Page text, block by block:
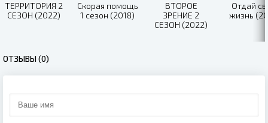
ТЕРРИТОРИЯ 2
СЕЗОН (2022)
Скорая помощь
1 сезон (2018)
ВТОРОЕ
ЗРЕНИЕ 2
СЕЗОН (2022)
Отдай
жизнь
ОТЗЫВЫ (0)